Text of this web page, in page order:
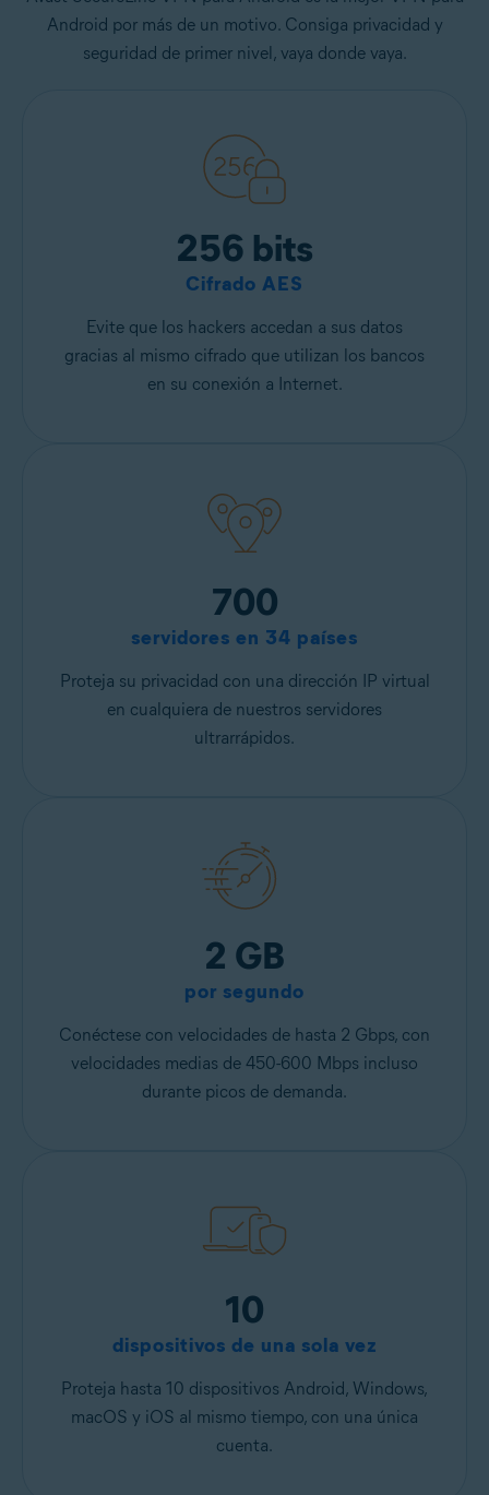
Android por más de un motivo. Consiga privacidad y
seguridad de primer nivel, vaya donde vaya.
256 bits
Cifrado AES
Evite que los hackers accedan a sus datos
gracias al mismo cifrado que utilizan los bancos
en su conexión a Internet.
700
servidores en 34 países
Proteja su privacidad con una dirección IP virtual
en cualquiera de nuestros servidores
ultrarrápidos.
2 GB
por segundo
Conéctese con velocidades de hasta 2 Gbps, con
velocidades medias de 450-600 Mbps incluso
durante picos de demanda.
10
dispositivos de una sola vez
Proteja hasta 10 dispositivos Android, Windows,
macOS y iOS al mismo tiempo, con una única
cuenta.